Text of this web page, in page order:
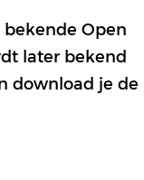
Open
later bekend
download je de